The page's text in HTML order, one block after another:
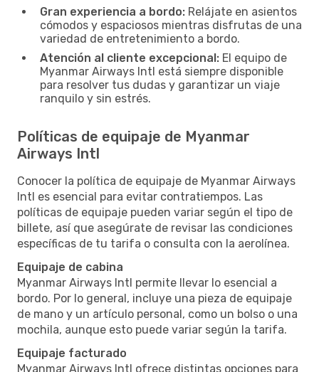
Gran experiencia a bordo: Relájate en asientos
cómodos y espaciosos mientras disfrutas de una
variedad de entretenimiento a bordo.
Atención al cliente excepcional: El equipo de
Myanmar Airways Intl está siempre disponible
para resolver tus dudas y garantizar un viaje
ranquilo y sin estrés.
Políticas de equipaje de Myanmar
Airways Intl
Conocer la política de equipaje de Myanmar Airways
Intl es esencial para evitar contratiempos. Las
políticas de equipaje pueden variar según el tipo de
billete, así que asegúrate de revisar las condiciones
específicas de tu tarifa o consulta con la aerolínea.
Equipaje de cabina
Myanmar Airways Intl permite llevar lo esencial a
bordo. Por lo general, incluye una pieza de equipaje
de mano y un artículo personal, como un bolso o una
mochila, aunque esto puede variar según la tarifa.
Equipaje facturado
Myanmar Airways Intl ofrece distintas opciones para